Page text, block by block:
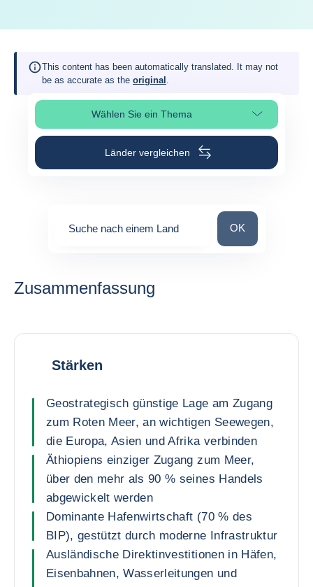
This content has been automatically translated. It may not
be as accurate as the original .
Wählen Sie ein ThemaSeitenabschnitt auswählen
Länder vergleichen
Suche nach einem Land Suche nach
OK
Zusammenfassung
Stärken
Geostrategisch günstige Lage am Zugang
zum Roten Meer, an wichtigen Seewegen,
die Europa, Asien und Afrika verbinden
Äthiopiens einziger Zugang zum Meer,
über den mehr als 90 % seines Handels
abgewickelt werden
Dominante Hafenwirtschaft (70 % des
BIP), gestützt durch moderne Infrastruktur
Ausländische Direktinvestitionen in Häfen,
Eisenbahnen, Wasserleitungen und